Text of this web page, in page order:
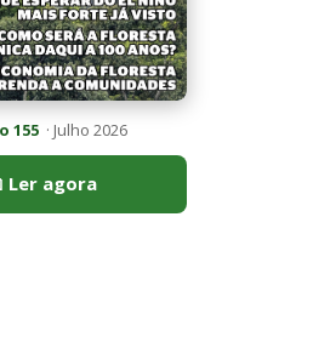
na superfície oceânica para